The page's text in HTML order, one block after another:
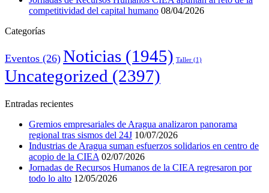
competitividad del capital humano 08/04/2026
Categorías
Eventos (26) Noticias (1945) Taller (1)
Uncategorized (2397)
Entradas recientes
Gremios empresariales de Aragua analizaron panorama
regional tras sismos del 24J 10/07/2026
Industrias de Aragua suman esfuerzos solidarios en centro de
acopio de la CIEA 02/07/2026
Jornadas de Recursos Humanos de la CIEA regresaron por
todo lo alto 12/05/2026